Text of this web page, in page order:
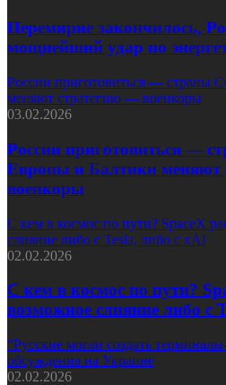
Перемирие закончилось,
мощнейший удар по
России приготовиться — страны
меняют стратегию — военкоры
03.02.2026
России приготовиться —
Европы и Балтики меняют
военкоры
С кем в космос по пути? SpaceX
слияние либо с Tesla, либо с xAI
02.02.2026
С кем в космос по пути?
возможное слияние либо с
“Русские могли создать
обсуждения на Украине
02.02.2026